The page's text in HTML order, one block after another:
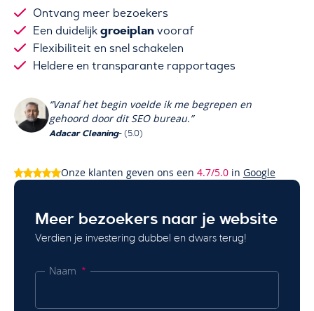
Ontvang meer bezoekers
Een duidelijkgroeiplan vooraf
Flexibiliteit en snel schakelen
Heldere en transparante rapportages
“Vanaf het begin voelde ik me begrepen en
gehoord door dit SEO bureau.”
Adacar Cleaning- (5.0)
Onze klanten geven ons een 4.7/5.0in Google
Meer bezoekers naar je website
Verdien je investering dubbel en dwars terug!
Naam